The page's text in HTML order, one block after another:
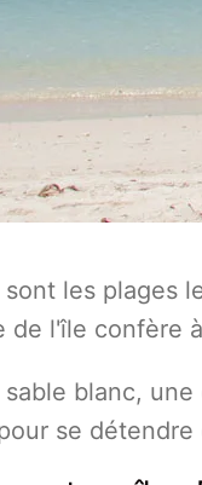
sont les plages
de l'île confère
blanc,
se détendre